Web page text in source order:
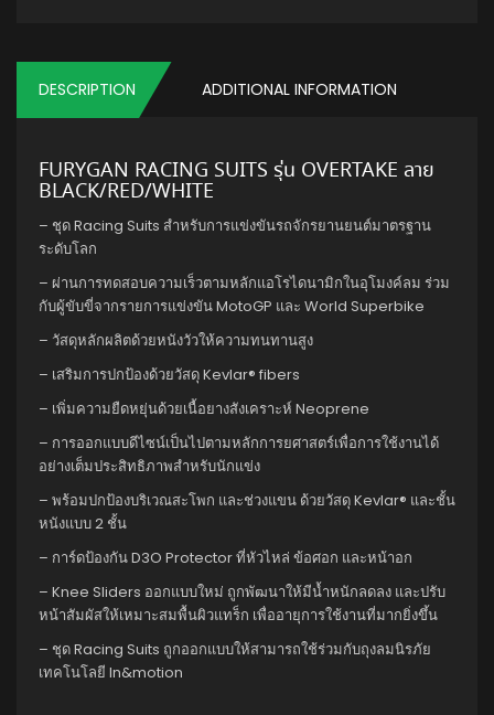
DESCRIPTION ADDITIONAL INFORMATION
FURYGAN RACING SUITS รุ่น OVERTAKE ลาย
BLACK/RED/WHITE
– ชุด Racing Suits สำหรับการแข่งขันรถจักรยานยนต์มาตรฐาน
ระดับโลก
– ผ่านการทดสอบความเร็วตามหลักแอโรไดนามิกในอุโมงค์ลม ร่วม
กับผู้ขับขี่จากรายการแข่งขัน MotoGP และ World Superbike
– วัสดุหลักผลิตด้วยหนังวัวให้ความทนทานสูง
– เสริมการปกป้องด้วยวัสดุ Kevlar® fibers
– เพิ่มความยืดหยุ่นด้วยเนื้อยางสังเคราะห์ Neoprene
– การออกแบบดีไซน์เป็นไปตามหลักการยศาสตร์เพื่อการใช้งานได้
อย่างเต็มประสิทธิภาพสำหรับนักแข่ง
– พร้อมปกป้องบริเวณสะโพก และช่วงแขน ด้วยวัสดุ Kevlar® และชั้น
หนังแบบ 2 ชั้น
– การ์ดป้องกัน D3O Protector ที่หัวไหล่ ข้อศอก และหน้าอก
– Knee Sliders ออกแบบใหม่ ถูกพัฒนาให้มีน้ำหนักลดลง และปรับ
หน้าสัมผัสให้เหมาะสมพื้นผิวแทร็ก เพื่ออายุการใช้งานที่มากยิ่งขึ้น
– ชุด Racing Suits ถูกออกแบบให้สามารถใช้ร่วมกับถุงลมนิรภัย
เทคโนโลยี In&motion